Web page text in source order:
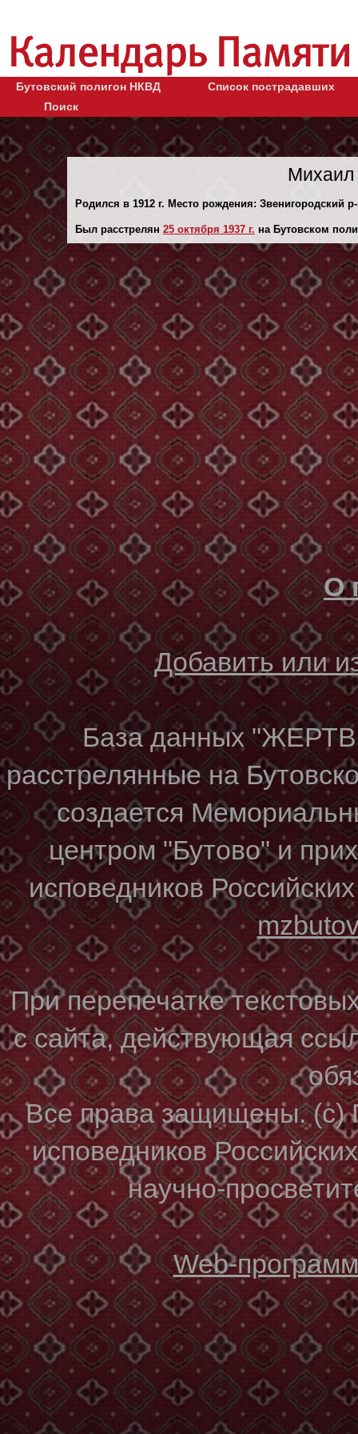
Бутовский полигон НКВД
Список пострадавших
Поиск
Михаил
Родился в 1912 г. Место рождения: Звенигородский
Был расстрелян 25 октября 1937 г. на Бутовском
О
Добавить или
База данных
расстрелянные на
создается
центром "Бутово" и
исповедников
При перепечатке
с сайта, действующая
Все права защищены. (с)
исповедников
научно-
Web-